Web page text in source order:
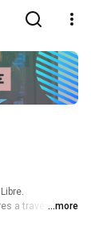
a través de su
...more